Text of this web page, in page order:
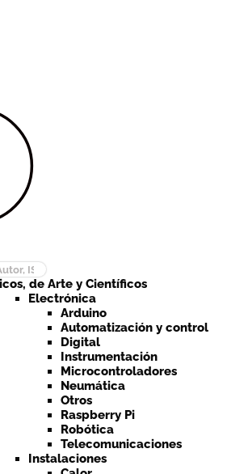
de Arte y Científicos
Electrónica
Arduino
Automatización y control
Digital
Instrumentación
Microcontroladores
Neumática
Otros
Raspberry Pi
Robótica
Telecomunicaciones
Instalaciones